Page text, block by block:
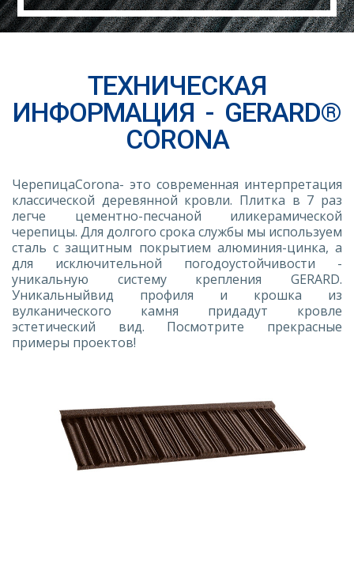
ТЕХНИЧЕСКАЯ
ИНФОРМАЦИЯ - GERARD®
CORONA
ЧерепицаCorona- это современная интерпретация
классической деревянной кровли. Плитка в 7 раз
легче цементно-песчаной иликерамической
черепицы. Для долгого срока службы мы используем
сталь с защитным покрытием алюминия-цинка, а
для исключительной погодоустойчивости -
уникальную систему крепления GERARD.
Уникальныйвид профиля и крошка из
вулканического камня придадут кровле
эстетический вид. Посмотрите прекрасные
примеры проектов!